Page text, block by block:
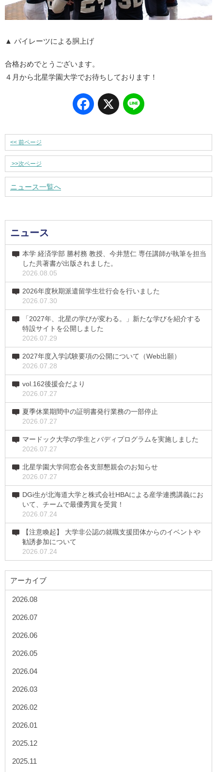
▲ パイレーツによる胴上げ
合格おめでとうございます。
４月から北星学園大学でお待ちしております！
Facebook
X
<< 前ページ
>>次ページ
ニュース一覧へ
ニュース
本学 経済学部 勝村務 教授、今井慧仁 専任講師が執筆を担当
した共著書が出版されました。
2026.08.05
2026年度秋期派遣留学生壮行会を行いました
2026.07.30
「2027年、北星の学びが変わる。」新たな学びを紹介する
特設サイトを公開しました
2026.07.29
2027年度入学試験要項の公開について（Web出願）
2026.07.28
vol.162後援会だより
2026.07.27
夏季休業期間中の証明書発行業務の一部停止
2026.07.27
マードック大学の学生とバディプログラムを実施しました
2026.07.27
北星学園大学同窓会各支部懇親会のお知らせ
2026.07.27
DGi生が北海道大学と株式会社HBAによる産学連携講義にお
いて、チームで最優秀賞を受賞！
2026.07.24
【注意喚起】 大学非公認の就職支援団体からのイベントや
勧誘参加について
2026.07.24
アーカイブ
2026.08
2026.07
2026.06
2026.05
2026.04
2026.03
2026.02
2026.01
2025.12
2025.11